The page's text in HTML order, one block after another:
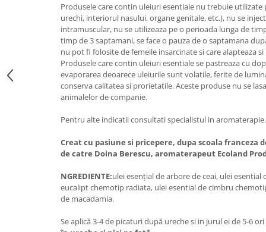
Produsele care contin uleiuri esentiale nu trebuie utilizate
urechi, interiorul nasului, organe genitale, etc.), nu se
intramuscular, nu se utilizeaza pe o perioada lunga de
timp de 3 saptamani, se face o pauza de o saptamana
nu pot fi folosite de femeile insarcinate si care alapteaza
Produsele care contin uleiuri esentiale se pastreaza cu
evaporarea deoarece uleiurile sunt volatile, ferite de
conserva calitatea si prorietatile. Aceste produse nu se
animalelor de companie.
Pentru alte indicatii consultati specialistul in aromaterapie.
Creat cu pasiune si pricepere, dupa scoala
de catre Doina Berescu, aromaterapeut Ecoland
NGREDIENTE:ulei esențial de arbore de ceai, ulei esential
eucalipt chemotip radiata, ulei esential de cimbru
de macadamia.
Se aplică 3-4 de picaturi după ureche si in jurul ei de 5-6